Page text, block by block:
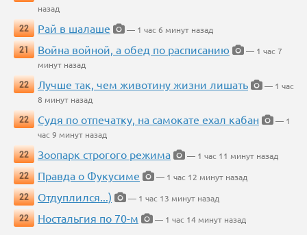
назад
22
Рай в шалаше
— 1 час 6 минут назад
21
Война войной, а обед по расписанию
— 1 час 7
минут назад
22
Лучше так, чем животину жизни лишать
— 1 час
8 минут назад
22
Судя по отпечатку, на самокате ехал кабан
— 1
час 9 минут назад
22
Зоопарк строгого режима
— 1 час 11 минут назад
22
Правда о Фукусиме
— 1 час 12 минут назад
22
Отдуплился...)
— 1 час 13 минут назад
22
Ностальгия по 70-м — 1 час 14 минут назад